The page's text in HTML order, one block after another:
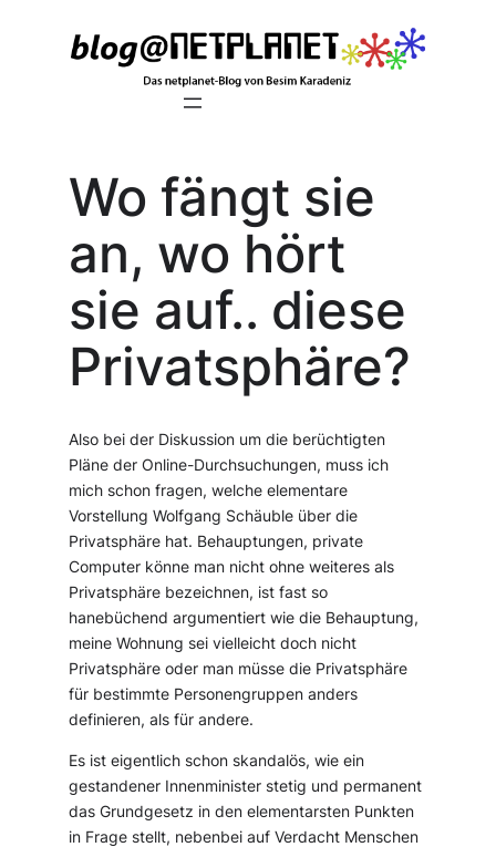
Wo fängt sie
an, wo hört
sie auf.. diese
Privatsphäre?
Also bei der Diskussion um die berüchtigten
Pläne der Online-Durchsuchungen, muss ich
mich schon fragen, welche elementare
Vorstellung Wolfgang Schäuble über die
Privatsphäre hat. Behauptungen, private
Computer könne man nicht ohne weiteres als
Privatsphäre bezeichnen, ist fast so
hanebüchend argumentiert wie die Behauptung,
meine Wohnung sei vielleicht doch nicht
Privatsphäre oder man müsse die Privatsphäre
für bestimmte Personengruppen anders
definieren, als für andere.
Es ist eigentlich schon skandalös, wie ein
gestandener Innenminister stetig und permanent
das Grundgesetz in den elementarsten Punkten
in Frage stellt, nebenbei auf Verdacht Menschen